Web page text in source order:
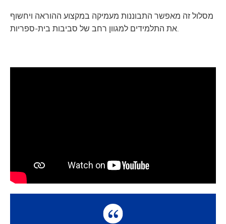
מסלול זה מאפשר התבוננות מעמיקה במקצוע ההוראה ויחשוף
את התלמידים למגוון רחב של סביבות בית-ספריות.